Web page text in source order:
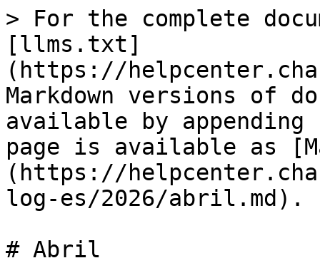
> For the complete
[llms.txt]
(https://
Markdown versions of
available by
page is available as
(https://
log-es/2026/abril.md).
# Abril